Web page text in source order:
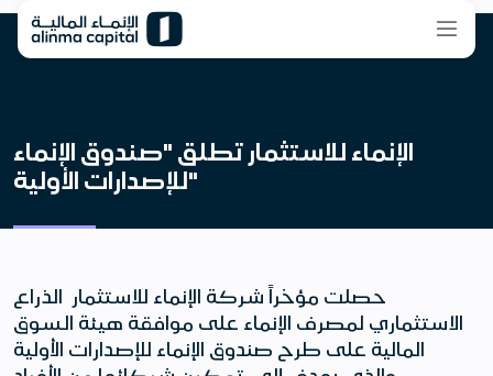
الإنماء للاستثمار تطلق "صندوق الإنماء
للإصدارات الأولية"
حصلت مؤخراً شركة الإنماء للاستثمار الذراع
الاستثماري لمصرف الإنماء على موافقة هيئة السوق
المالية على طرح صندوق الإنماء للإصدارات الأولية